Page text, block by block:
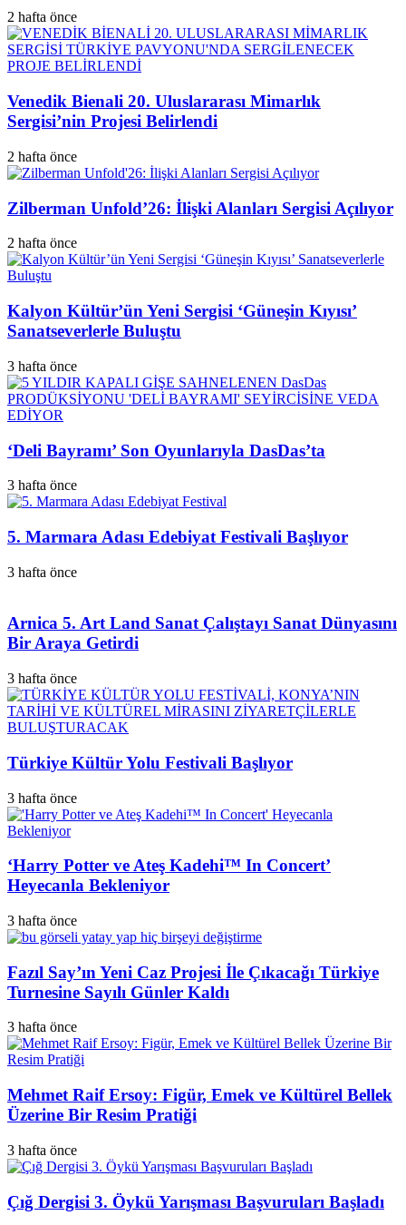
2 hafta önce
Venedik Bienali 20. Uluslararası Mimarlık
Sergisi’nin Projesi Belirlendi
2 hafta önce
Zilberman Unfold’26: İlişki Alanları Sergisi Açılıyor
2 hafta önce
Kalyon Kültür’ün Yeni Sergisi ‘Güneşin Kıyısı’
Sanatseverlerle Buluştu
3 hafta önce
‘Deli Bayramı’ Son Oyunlarıyla DasDas’ta
3 hafta önce
5. Marmara Adası Edebiyat Festivali Başlıyor
3 hafta önce
Arnica 5. Art Land Sanat Çalıştayı Sanat Dünyasını
Bir Araya Getirdi
3 hafta önce
Türkiye Kültür Yolu Festivali Başlıyor
3 hafta önce
‘Harry Potter ve Ateş Kadehi™ In Concert’
Heyecanla Bekleniyor
3 hafta önce
Fazıl Say’ın Yeni Caz Projesi İle Çıkacağı Türkiye
Turnesine Sayılı Günler Kaldı
3 hafta önce
Mehmet Raif Ersoy: Figür, Emek ve Kültürel Bellek
Üzerine Bir Resim Pratiği
3 hafta önce
Çığ Dergisi 3. Öykü Yarışması Başvuruları Başladı